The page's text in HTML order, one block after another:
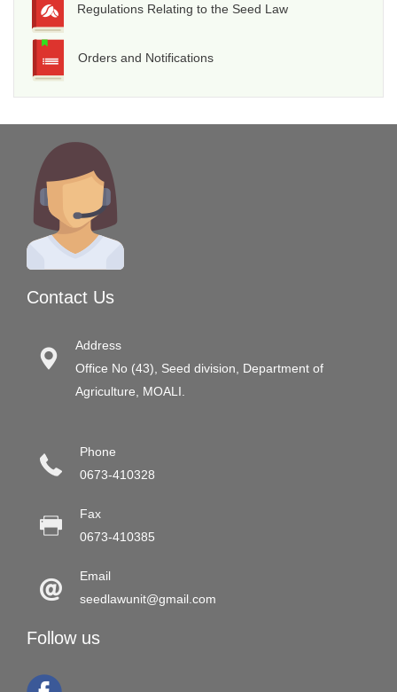
Regulations Relating to the Seed Law
Orders and Notifications
Contact Us
Address
Office No (43), Seed division, Department of
Agriculture, MOALI.
Phone
0673-410328
Fax
0673-410385
Email
seedlawunit@gmail.com
Follow us